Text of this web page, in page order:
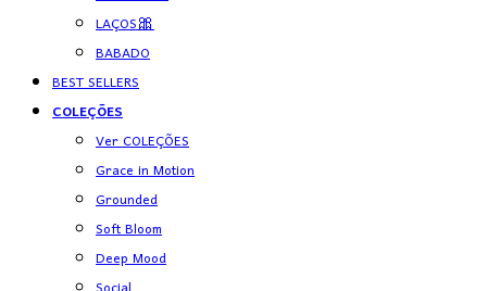
LAÇOS🎀
BABADO
BEST SELLERS
COLEÇÕES
Ver COLEÇÕES
Grace in Motion
Grounded
Soft Bloom
Deep Mood